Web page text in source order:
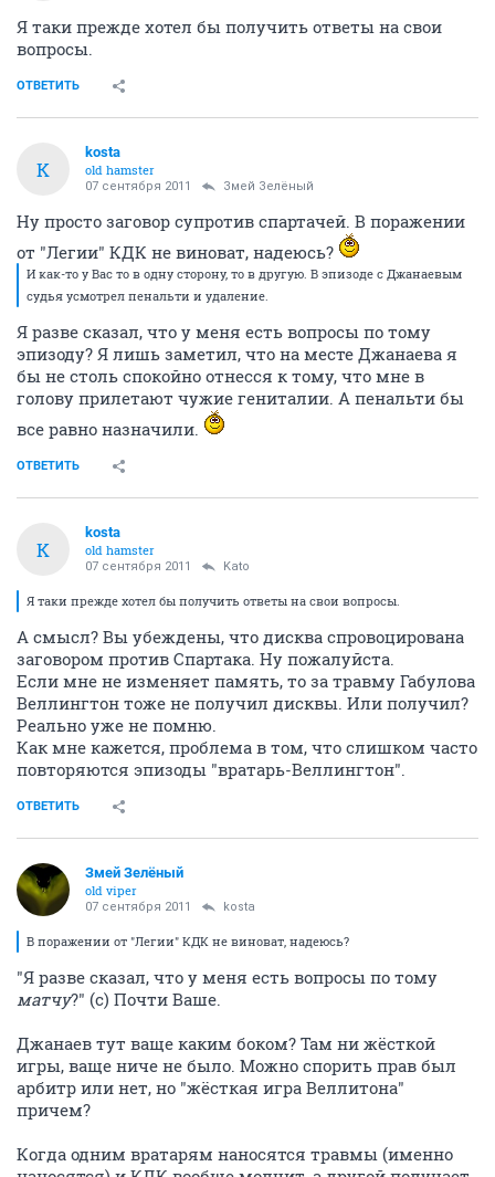
Я таки прежде хотел бы получить ответы на свои
вопросы.
ОТВЕТИТЬ
K
kosta
old hamster
07 сентября 2011 Змей Зелёный
Ну просто заговор супротив спартачей. В поражении
от "Легии" КДК не виноват, надеюсь?
И как-то у Вас то в одну сторону, то в другую. В эпизоде с Джанаевым
судья усмотрел пенальти и удаление.
Я разве сказал, что у меня есть вопросы по тому
эпизоду? Я лишь заметил, что на месте Джанаева я
бы не столь спокойно отнесся к тому, что мне в
голову прилетают чужие гениталии. А пенальти бы
все равно назначили.
ОТВЕТИТЬ
K
kosta
old hamster
07 сентября 2011 Kato
Я таки прежде хотел бы получить ответы на свои вопросы.
А смысл? Вы убеждены, что дисква спровоцирована
заговором против Спартака. Ну пожалуйста.
Если мне не изменяет память, то за травму Габулова
Веллингтон тоже не получил дисквы. Или получил?
Реально уже не помню.
Как мне кажется, проблема в том, что слишком часто
повторяются эпизоды "вратарь-Веллингтон".
ОТВЕТИТЬ
Змей Зелёный
old viper
07 сентября 2011 kosta
В поражении от "Легии" КДК не виноват, надеюсь?
"Я разве сказал, что у меня есть вопросы по тому
матчу?" (с) Почти Ваше.
Джанаев тут ваще каким боком? Там ни жёсткой
игры, ваще ниче не было. Можно спорить прав был
арбитр или нет, но "жёсткая игра Веллитона"
причем?
Когда одним вратарям наносятся травмы (именно